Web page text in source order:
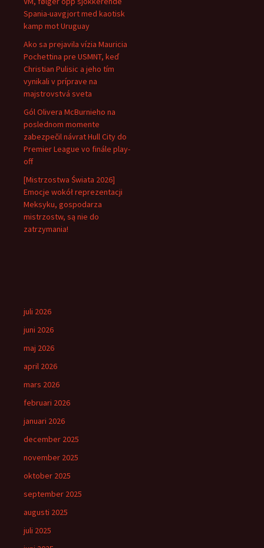
Spania-uavgjort med kaotisk
kamp mot Uruguay
Ako sa prejavila vízia Mauricia
Pochettina pre USMNT, keď
Christian Pulisic a jeho tím
vynikali v príprave na
majstrovstvá sveta
Gól Olivera McBurnieho na
poslednom momente
zabezpečil návrat Hull City do
Premier League vo finále play-
off
[Mistrzostwa Świata 2026]
Emocje wokół reprezentacji
Meksyku, gospodarza
mistrzostw, są nie do
zatrzymania!
juli 2026
juni 2026
maj 2026
april 2026
mars 2026
februari 2026
januari 2026
december 2025
november 2025
oktober 2025
september 2025
augusti 2025
juli 2025